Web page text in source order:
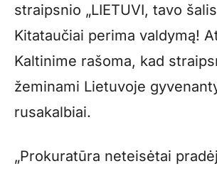
straipsnio „LIETUVI, tavo
Kitataučiai perima valdymą!
Kaltinime rašoma, kad
žeminami Lietuvoje
rusakalbiai.
„Prokuratūra neteisėtai